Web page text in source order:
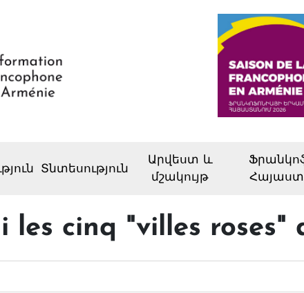
Տնտեսություն
Արվեստ և
մշակույթ
les cinq "villes roses"